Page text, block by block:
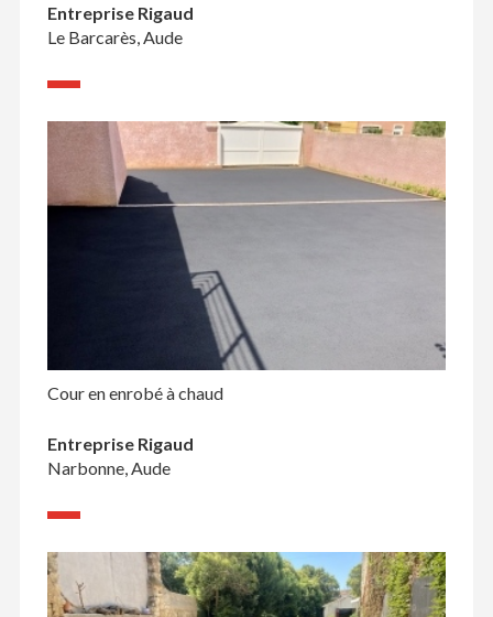
Entreprise Rigaud
Le Barcarès, Aude
Cour en enrobé à chaud
Entreprise Rigaud
Narbonne, Aude